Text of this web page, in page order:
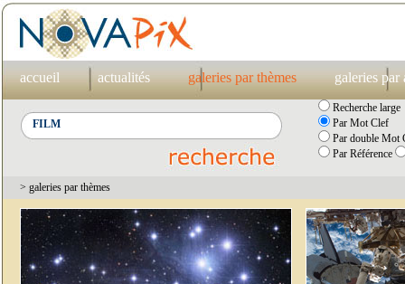
accueil actualités galeries par thèmes galeries par
Recherche large
Par Mot Clef
Par double Mot
Par Référence
> galeries par thèmes